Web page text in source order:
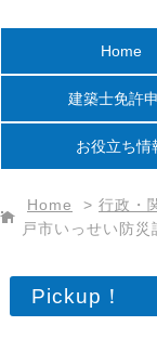
Home
建築士免許
お役立ち情
Home > 行政・
戸市いっせい防災
Pickup！